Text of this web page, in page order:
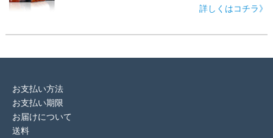
詳しくはコチラ》
お支払い方法
お支払い期限
お届けについて
送料